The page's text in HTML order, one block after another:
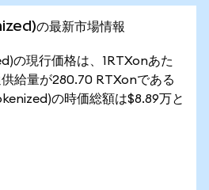
の最新市場情報
の現行価格は、1RTXonあた
供給量が280.70 RTXonである
の時価総額は$8.89万と